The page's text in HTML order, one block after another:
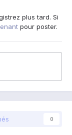
plus tard. Si
pour poster.
0